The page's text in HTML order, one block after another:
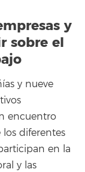
y
sobre el
y nueve
encuentro
diferentes
en la
y las